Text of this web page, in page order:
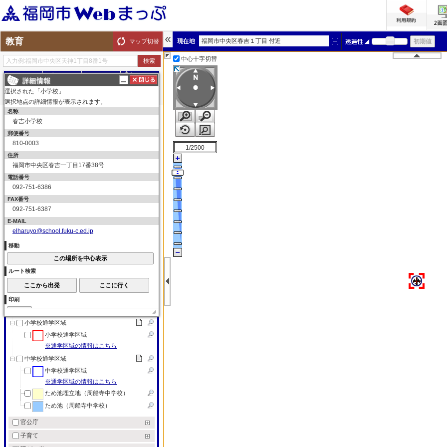
教育 マップ切替
探す ルート
教育
小学校
小学校
中学校
高等学校
大学
大学
各種学校
特別支援学校
特別支援学校
教育（その他）
小学校通学区域
小学校通学区域
※通学区域の情報はこちら
中学校通学区域
中学校通学区域
※通学区域の情報はこちら
ため池埋立地（周船寺中学校）
ため池（周船寺中学校）
官公庁
子育て
福岡市中央区春吉１丁目 付近
中心十字切替
1/2500
選択された「小学校」
選択地点の詳細情報が表示されます。
名称
春吉小学校
郵便番号
810-0003
住所
福岡市中央区春吉一丁目17番38号
電話番号
092-751-6386
FAX番号
092-751-6387
E-MAIL
elharuyo@school.fuku-c.ed.jp
移動
ルート検索
印刷